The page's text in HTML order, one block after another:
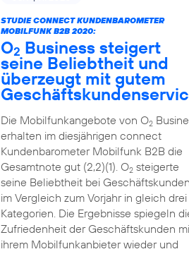
STUDIE CONNECT KUNDENBAROMETER
MOBILFUNK B2B 2020:
O2 Business steigert
seine Beliebtheit und
überzeugt mit gutem
Die Mobilfunkangebote von O2
erhalten im diesjährigen connect
Kundenbarometer Mobilfunk B2B die
Gesamtnote gut (2,2)(1). O2steigerte
seine Beliebtheit bei
im Vergleich zum Vorjahr in gleich drei
Kategorien. Die Ergebnisse spiegeln
Zufriedenheit der Geschäftskunden
ihrem Mobilfunkanbieter wieder und